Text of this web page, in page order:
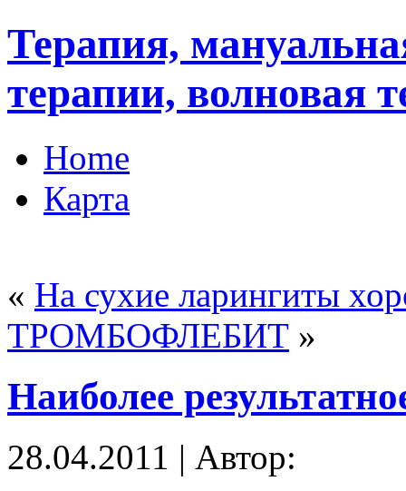
Терапия,
терапии, волновая
Home
Карта
« На сухие ларингиты
ТРОМБОФЛЕБИТ »
Наиболее
28.04.2011 | Автор: